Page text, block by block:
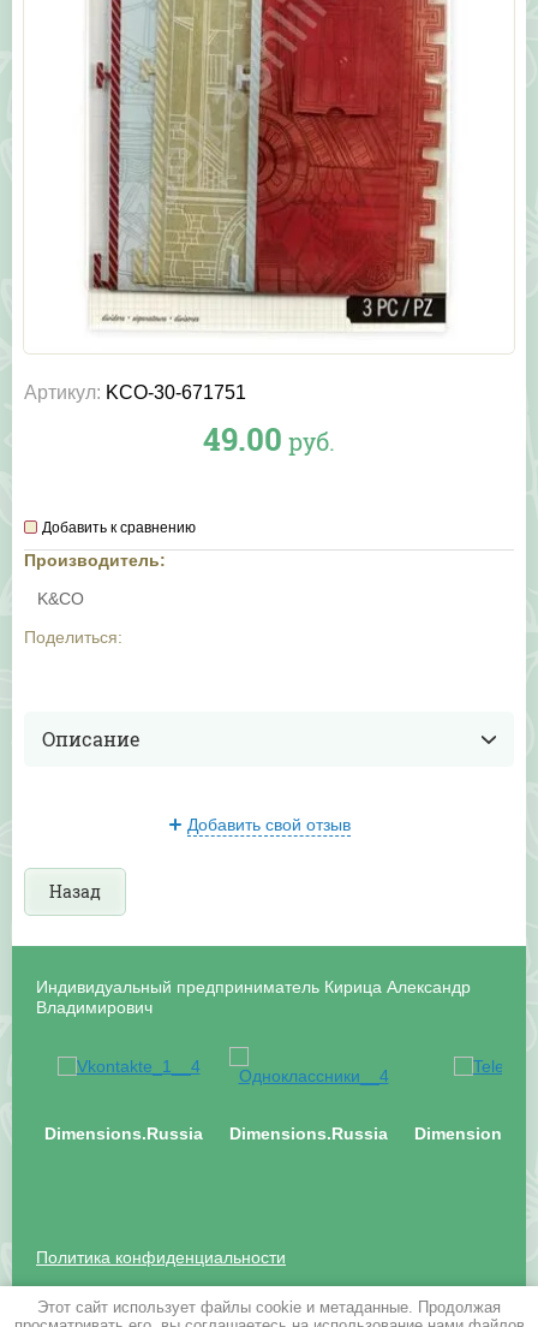
Артикул: KCO-30-671751
49.00 руб.
Добавить к сравнению
Производитель:
K&CO
Поделиться:
Описание
Добавить свой отзыв
Назад
Индивидуальный предприниматель Кирица Александр
Владимирович
Dimensions.Russia Dimensions.Russia
Политика конфиденциальности
Почтовый адрес: 125424, г. Москва, Волоколамское
Этот сайт использует файлы cookie и метаданные. Продолжая